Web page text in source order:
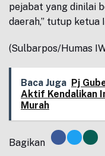
pejabat yang dinilai
daerah,” tutup ketua
(Sulbarpos/Humas
Baca Juga Pj
Aktif Kendalikan
Murah
Bagikan